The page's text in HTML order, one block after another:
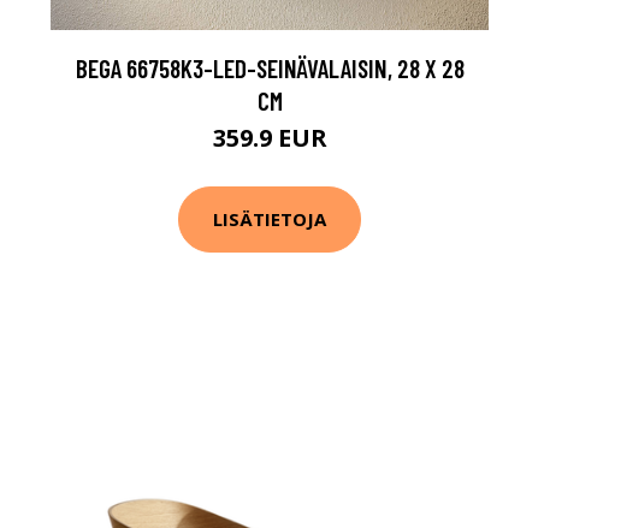
BEGA 66758K3-LED-SEINÄVALAISIN, 28 X 28
CM
359.9 EUR
LISÄTIETOJA